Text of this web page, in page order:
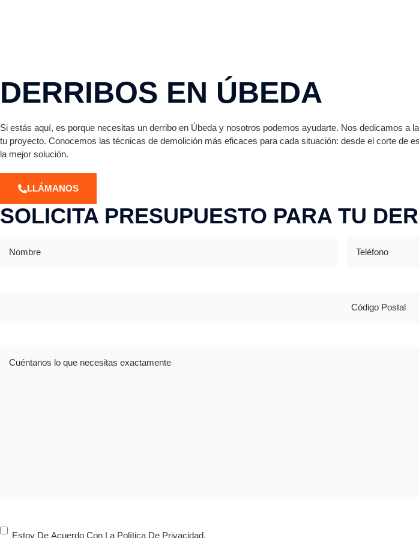
DERRIBOS EN ÚBEDA
Si estás aquí, es porque necesitas un derribo en Úbeda y nosotros podemos ayudarte. Nos dedicamos a
tu proyecto. Conocemos las técnicas de demolición más eficaces para cada situación: desde el corte de
la mejor solución.
LLÁMANOS
SOLICITA PRESUPUESTO PARA TU
Consentimiento
Estoy De Acuerdo Con La Política De Privacidad.